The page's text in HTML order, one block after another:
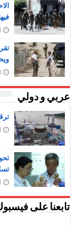
8
8
عربي و دولي
8
8
تابعنا على